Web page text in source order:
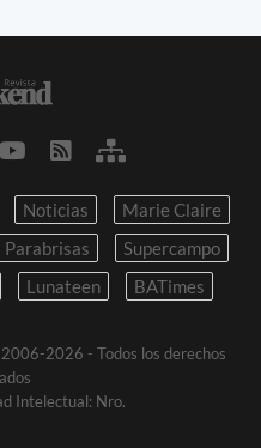
Noticias
Marie Claire
Parabrisas
Supercampo
Lunateen BATimes
2006-2026 - Todos los derechos
Intelectual: Nro.